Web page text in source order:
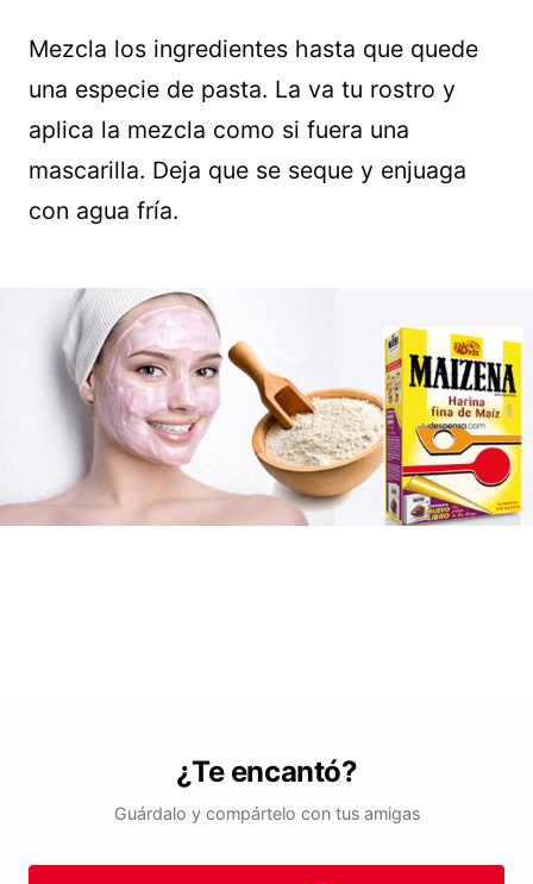
Mezcla los ingredientes hasta que quede
una especie de pasta. La va tu rostro y
aplica la mezcla como si fuera una
mascarilla. Deja que se seque y enjuaga
con agua fría.
¿Te encantó?
Guárdalo y compártelo con tus amigas